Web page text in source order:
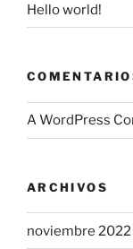
Hello world!
A WordPress
ARCHIVOS
noviembre 2022